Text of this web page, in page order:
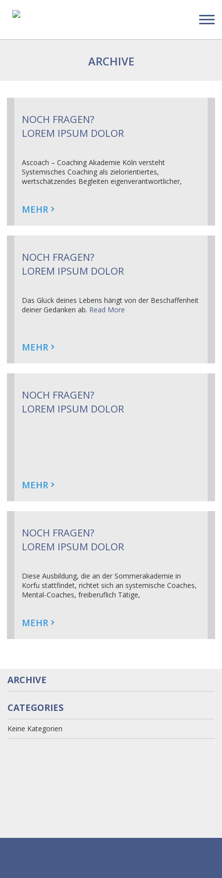
ARCHIVE
NOCH FRAGEN?
LOREM IPSUM DOLOR
Ascoach – Coaching Akademie Köln versteht
Systemisches Coaching als zielorientiertes,
wertschätzendes Begleiten eigenverantwortlicher,
MEHR
NOCH FRAGEN?
LOREM IPSUM DOLOR
Das Glück deines Lebens hängt von der Beschaffenheit
deiner Gedanken ab. Read More
MEHR
NOCH FRAGEN?
LOREM IPSUM DOLOR
MEHR
NOCH FRAGEN?
LOREM IPSUM DOLOR
Diese Ausbildung, die an der Sommerakademie in
Korfu stattfindet, richtet sich an systemische Coaches,
Mental-Coaches, freiberuflich Tätige,
More
MEHR
ARCHIVE
CATEGORIES
Keine Kategorien